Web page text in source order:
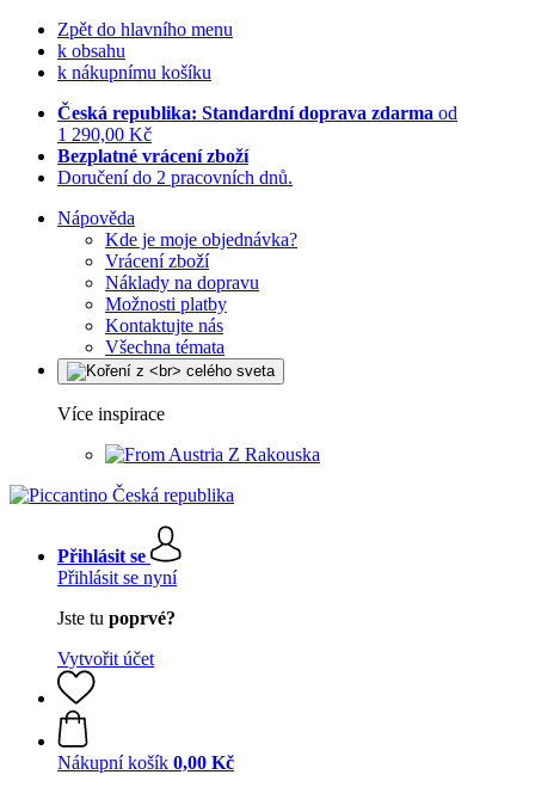
Zpět do hlavního menu
k obsahu
k nákupnímu košíku
Česká republika: Standardní doprava zdarma od
1 290,00 Kč
Bezplatné vrácení zboží
Doručení do 2 pracovních dnů.
Nápověda
Kde je moje objednávka?
Vrácení zboží
Náklady na dopravu
Možnosti platby
Kontaktujte nás
Všechna témata
Více inspirace
Z Rakouska
Přihlásit se
Přihlásit se nyní
Jste tu poprvé?
Vytvořit účet
Nákupní košík 0,00 Kč